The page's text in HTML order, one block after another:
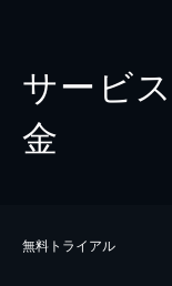
サービ
金
無料トライアル